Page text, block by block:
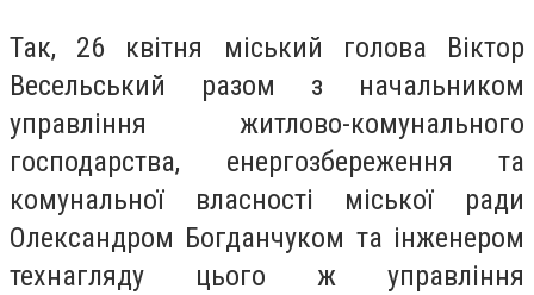
Так, 26 квітня міський голова Віктор
Весельський разом з начальником
управління житлово-комунального
господарства, енергозбереження та
комунальної власності міської ради
Олександром Богданчуком та інженером
технагляду цього ж управління